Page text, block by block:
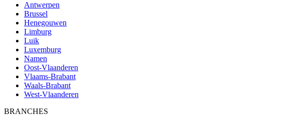
Antwerpen
Brussel
Henegouwen
Limburg
Luik
Luxemburg
Namen
Oost-Vlaanderen
Vlaams-Brabant
Waals-Brabant
West-Vlaanderen
BRANCHES